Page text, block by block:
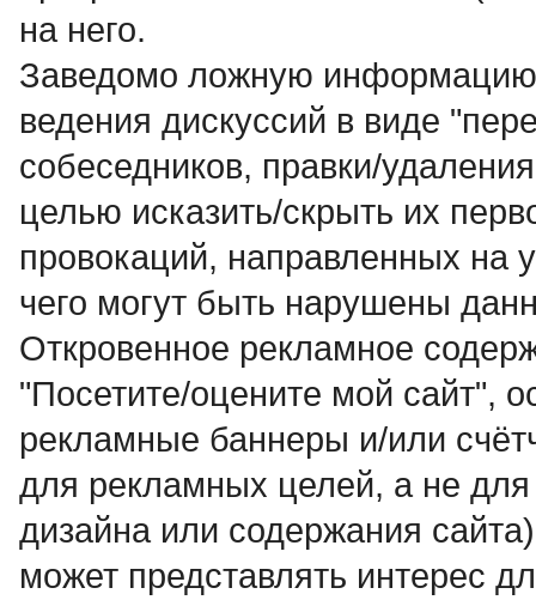
на него.
Заведомо ложнyю
ведения дискуссий в виде
собеседников, правки/
целью исказить/скрыть их
провокаций, направленных на
чего могут быть нарушены
Откровенное рекламное
"Посетите/оцените мой сайт",
рекламные баннеры и/или
для рекламных целей, а не для
дизайна или содержания
может пpедставлять интеpес